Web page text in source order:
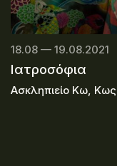
18.08 — 19.08.2021
Ιατροσόφια
Ασκληπιείο Κω, Κως